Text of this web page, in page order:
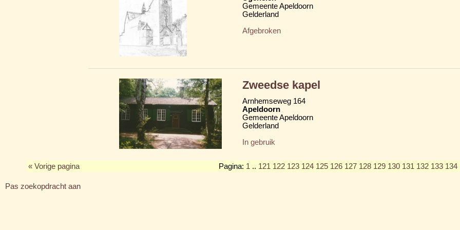
Gemeente Apeldoorn
Gelderland
Afgebroken
Zweedse kapel
Arnhemseweg 164
Apeldoorn
Gemeente Apeldoorn
Gelderland
In gebruik
« Vorige pagina Pagina: 1 .. 121 122 123 124 125 126 127 128 129 130 131 132 133 134
Pas zoekopdracht aan